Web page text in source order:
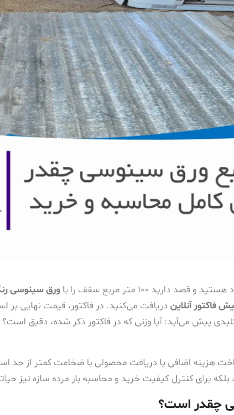
و قصد دارید ۱۰۰ متر مربع سقف را با ورق سینوسی
فاکتور آنلاین دریافت می‌کنید. در فاکتور، قیمت نهایی بر
پیش می‌آید: آیا وزنی که در فاکتور ذکر شده، دقیق است؟
هزینه اضافی یا دریافت محصولی با ضخامت کمتر از حد
، بلکه برای کنترل کیفیت خرید و محاسبه بار مرده سازه نیز
چقدر است؟